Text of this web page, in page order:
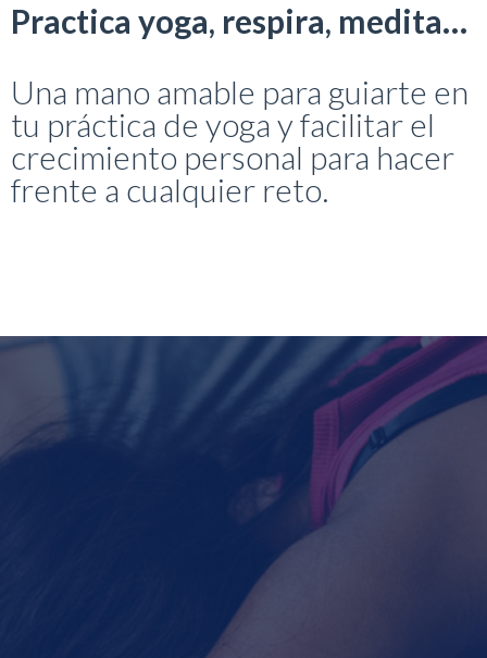
Practica yoga, respira, medita…
Una mano amable para guiarte en
tu práctica de yoga y facilitar el
crecimiento personal para hacer
frente a cualquier reto.